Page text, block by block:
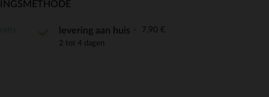
levering aan huis 7,90 €
2 tot 4 dagen